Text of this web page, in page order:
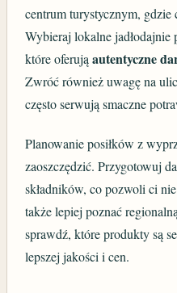
centrum turystycznym,
Wybieraj lokalne jadłodajnie
które oferująautentyczne
Zwróć również uwagę na
często serwują smaczne
Planowanie posiłków z
zaoszczędzić. Przygotowuj
składników, co pozwoli ci
także lepiej poznać
sprawdź, które produkty są
lepszej jakości i cen.